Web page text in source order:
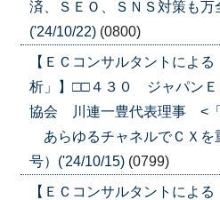
済、ＳＥＯ、ＳＮＳ対策も万
('24/10/22) (0800)
【ＥＣコンサルタントによ
析」】□□４３０ ジャパンＥ
協会 川連一豊代表理事 <「
あらゆるチャネルでＣＸを
号）('24/10/15) (0799)
【ＥＣコンサルタントによ